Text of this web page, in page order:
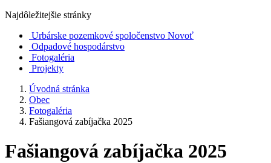
Najdôležitejšie stránky
Urbárske pozemkové spoločenstvo Novoť
Odpadové hospodárstvo
Fotogaléria
Projekty
Úvodná stránka
Obec
Fotogaléria
Fašiangová zabíjačka 2025
Fašiangová zabíjačka 2025